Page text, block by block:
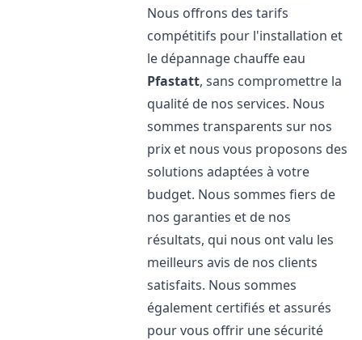
Nous offrons des tarifs
compétitifs pour l'installation et
le dépannage chauffe eau
Pfastatt, sans compromettre la
qualité de nos services. Nous
sommes transparents sur nos
prix et nous vous proposons des
solutions adaptées à votre
budget. Nous sommes fiers de
nos garanties et de nos
résultats, qui nous ont valu les
meilleurs avis de nos clients
satisfaits. Nous sommes
également certifiés et assurés
pour vous offrir une sécurité